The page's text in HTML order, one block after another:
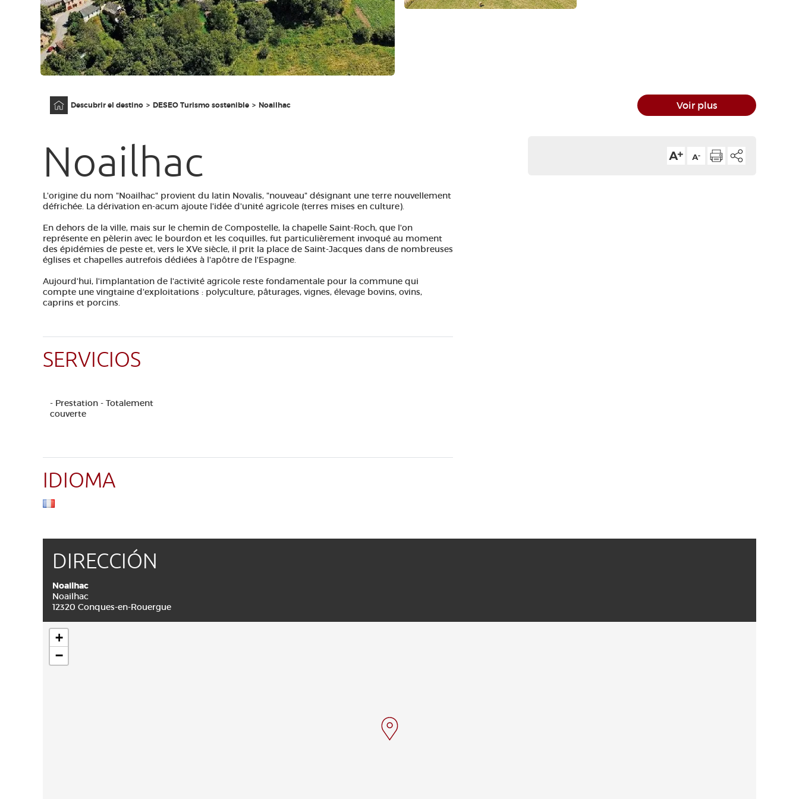
Descubrir el destino DESEO Turismo sostenible Noailhac Voir plus
Noailhac
L'origine du nom "Noailhac" provient du latin Novalis, "nouveau" désignant une terre nouvellement
défrichée. La dérivation en-acum ajoute l'idée d'unité agricole (terres mises en culture).
En dehors de la ville, mais sur le chemin de Compostelle, la chapelle Saint-Roch, que l'on
représente en pèlerin avec le bourdon et les coquilles, fut particulièrement invoqué au moment
des épidémies de peste et, vers le XVe siècle, il prit la place de Saint-Jacques dans de nombreuses
églises et chapelles autrefois dédiées à l'apôtre de l'Espagne.
Aujourd'hui, l'implantation de l'activité agricole reste fondamentale pour la commune qui
compte une vingtaine d'exploitations : polyculture, pâturages, vignes, élevage bovins, ovins,
caprins et porcins.
SERVICIOS
- Prestation - Totalement
couverte
IDIOMA
DIRECCIÓN
Noailhac
Noailhac
12320 Conques-en-Rouergue
+
−